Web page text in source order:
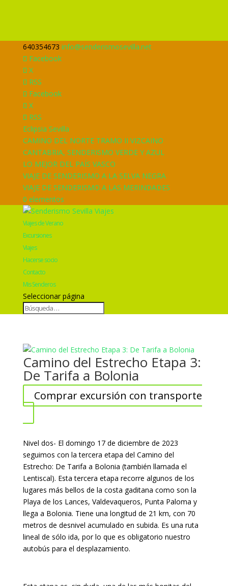
640354673 info@senderismosevilla.net
Facebook
X
RSS
Facebook
X
RSS
Eclipsia Sevilla
CAMINO DEL NORTE TRAMO II VIZCAINO
CANTABRIA, SENDERISMO VERDE Y AZUL
LO MEJOR DEL PAÍS VASCO
VIAJE DE SENDERISMO A LA SELVA NEGRA
VIAJE DE SENDERISMO A LAS MERINDADES
0 elementos
Viajes de Verano
Excursiones
Viajes
Hacerse socio
Contacto
Mis Senderos
Seleccionar página
Camino del Estrecho Etapa 3:
De Tarifa a Bolonia
Comprar excursión con transporte
Nivel dos- El domingo 17 de diciembre de 2023
seguimos con la tercera etapa del Camino del
Estrecho: De Tarifa a Bolonia (también llamada el
Lentiscal). Esta tercera etapa recorre algunos de los
lugares más bellos de la costa gaditana como son la
Playa de los Lances, Valdevaqueros, Punta Paloma y
llega a Bolonia. Tiene una longitud de 21 km, con 70
metros de desnivel acumulado en subida. Es una ruta
lineal de sólo ida, por lo que es obligatorio nuestro
autobús para el desplazamiento.